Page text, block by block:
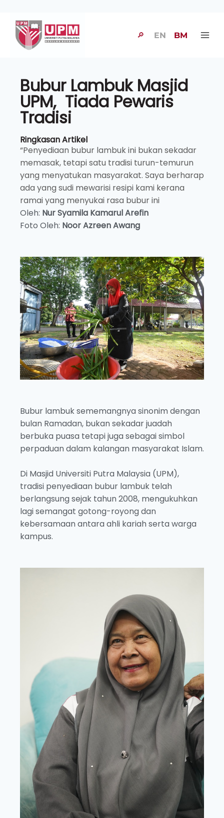
🔎 EN BM
Bubur Lambuk Masjid
UPM, Tiada Pewaris
Tradisi
Ringkasan Artikel
“Penyediaan bubur lambuk ini bukan sekadar
memasak, tetapi satu tradisi turun-temurun
yang menyatukan masyarakat. Saya berharap
ada yang sudi mewarisi resipi kami kerana
ramai yang menyukai rasa bubur ini
Oleh: Nur Syamila Kamarul Arefin
Foto Oleh: Noor Azreen Awang
Bubur lambuk sememangnya sinonim dengan
bulan Ramadan, bukan sekadar juadah
berbuka puasa tetapi juga sebagai simbol
perpaduan dalam kalangan masyarakat Islam.
Di Masjid Universiti Putra Malaysia (UPM),
tradisi penyediaan bubur lambuk telah
berlangsung sejak tahun 2008, mengukuhkan
lagi semangat gotong-royong dan
kebersamaan antara ahli kariah serta warga
kampus.